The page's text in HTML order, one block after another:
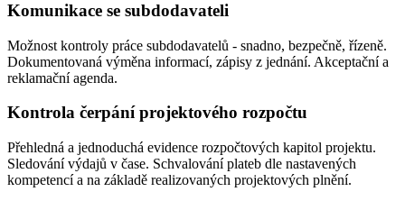
Komunikace se subdodavateli
Možnost kontroly práce subdodavatelů - snadno, bezpečně, řízeně.
Dokumentovaná výměna informací, zápisy z jednání. Akceptační a
reklamační agenda.
Kontrola čerpání projektového rozpočtu
Přehledná a jednoduchá evidence rozpočtových kapitol projektu.
Sledování výdajů v čase. Schvalování plateb dle nastavených
kompetencí a na základě realizovaných projektových plnění.